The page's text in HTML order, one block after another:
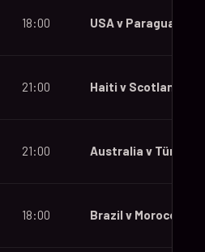
18:00 USA v Paraguay
21:00 Haiti v Scotland
21:00 Australia v Türkiye
18:00 Brazil v Morocco